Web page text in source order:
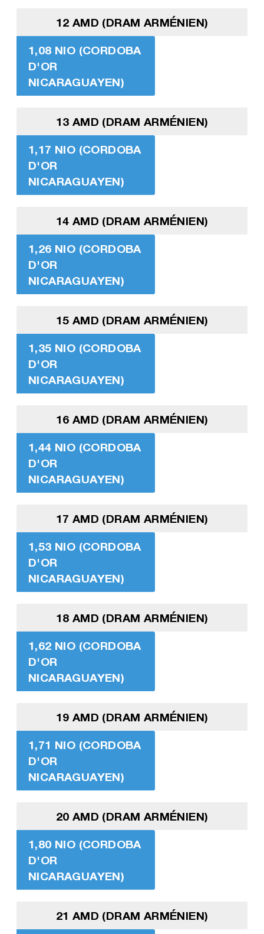
12 AMD (DRAM ARMÉNIEN)
1,08 NIO (CORDOBA
D'OR
NICARAGUAYEN)
13 AMD (DRAM ARMÉNIEN)
1,17 NIO (CORDOBA
D'OR
NICARAGUAYEN)
14 AMD (DRAM ARMÉNIEN)
1,26 NIO (CORDOBA
D'OR
NICARAGUAYEN)
15 AMD (DRAM ARMÉNIEN)
1,35 NIO (CORDOBA
D'OR
NICARAGUAYEN)
16 AMD (DRAM ARMÉNIEN)
1,44 NIO (CORDOBA
D'OR
NICARAGUAYEN)
17 AMD (DRAM ARMÉNIEN)
1,53 NIO (CORDOBA
D'OR
NICARAGUAYEN)
18 AMD (DRAM ARMÉNIEN)
1,62 NIO (CORDOBA
D'OR
NICARAGUAYEN)
19 AMD (DRAM ARMÉNIEN)
1,71 NIO (CORDOBA
D'OR
NICARAGUAYEN)
20 AMD (DRAM ARMÉNIEN)
1,80 NIO (CORDOBA
D'OR
NICARAGUAYEN)
21 AMD (DRAM ARMÉNIEN)